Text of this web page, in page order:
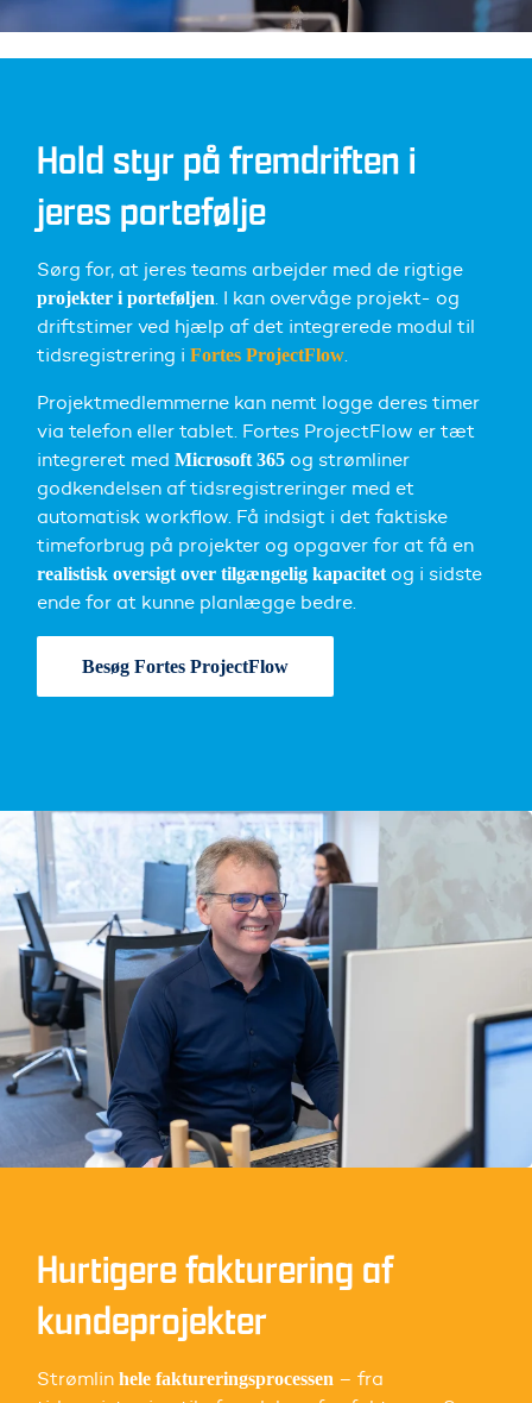
Hold styr på fremdriften i
jeres portefølje
Sørg for, at jeres teams arbejder med de rigtige
projekter i porteføljen. I kan overvåge projekt- og
driftstimer ved hjælp af det integrerede modul til
tidsregistrering i Fortes ProjectFlow.
Projektmedlemmerne kan nemt logge deres timer
via telefon eller tablet. Fortes ProjectFlow er tæt
integreret medMicrosoft 365 og strømliner
godkendelsen af tidsregistreringer med et
automatisk workflow. Få indsigt i det faktiske
timeforbrug på projekter og opgaver for at få en
realistisk oversigt over tilgængelig kapacitetog i sidste
ende for at kunne planlægge bedre.
Besøg Fortes ProjectFlow
Hurtigere fakturering af
kundeprojekter
Strømlinhele faktureringsprocessen – fra